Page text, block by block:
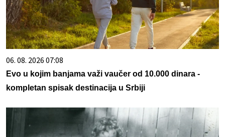
06. 08. 2026 07:08
Evo u kojim banjama važi vaučer od 10.000 dinara -
kompletan spisak destinacija u Srbiji